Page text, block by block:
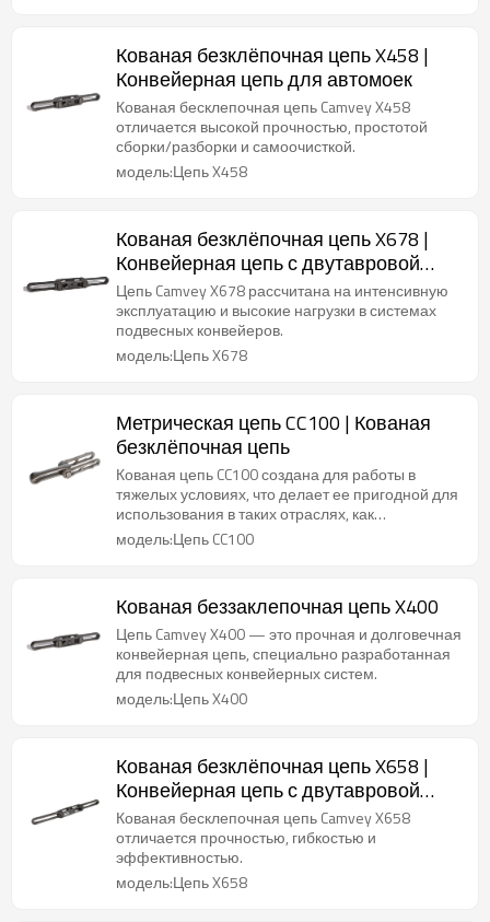
Кованая безклёпочная цепь X458 |
Конвейерная цепь для автомоек
Кованая бесклепочная цепь Camvey X458
отличается высокой прочностью, простотой
сборки/разборки и самоочисткой.
модель:Цепь X458
Кованая безклёпочная цепь X678 |
Конвейерная цепь с двутавровой
балкой
Цепь Camvey X678 рассчитана на интенсивную
эксплуатацию и высокие нагрузки в системах
подвесных конвейеров.
модель:Цепь X678
Метрическая цепь CC100 | Кованая
безклёпочная цепь
Кованая цепь CC100 создана для работы в
тяжелых условиях, что делает ее пригодной для
использования в таких отраслях, как
автомобилестроение.
модель:Цепь CC100
Кованая беззаклепочная цепь X400
Цепь Camvey X400 — это прочная и долговечная
конвейерная цепь, специально разработанная
для подвесных конвейерных систем.
модель:Цепь X400
Кованая безклёпочная цепь X658 |
Конвейерная цепь с двутавровой
балкой
Кованая бесклепочная цепь Camvey X658
отличается прочностью, гибкостью и
эффективностью.
модель:Цепь X658